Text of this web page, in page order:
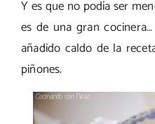
Y es que no podía ser
es de una gran
añadido caldo de la
piñones.